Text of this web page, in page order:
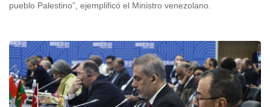
pueblo Palestino”, ejemplificó el Ministro venezolano.